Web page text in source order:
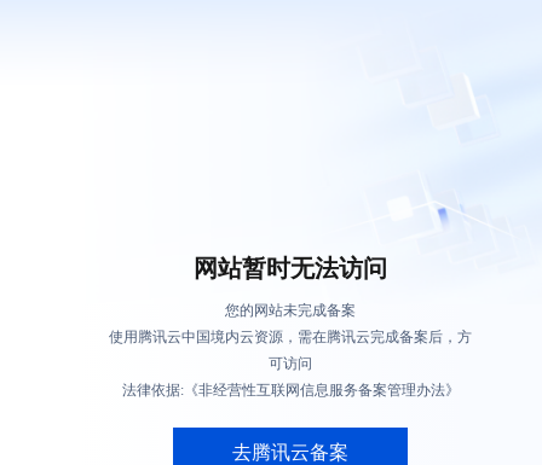
网站暂时无法访问
您的网站未完成备案
使用腾讯云中国境内云资源，需在腾讯云完成备案后，方
可访问
法律依据:《非经营性互联网信息服务备案管理办法》
去腾讯云备案